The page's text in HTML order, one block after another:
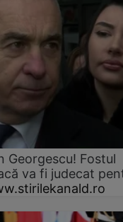
Georgescu! Fostul
va fi judecat